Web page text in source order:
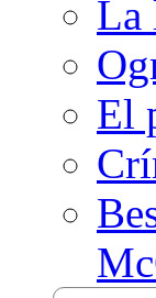
La
El